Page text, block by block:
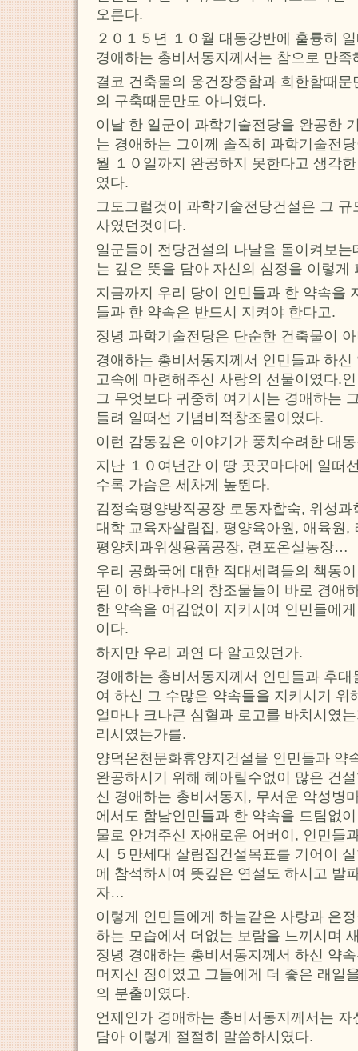
오른다.
２０１５년 １０월 대동강반에 훌륭히
경애하는 총비서동지께서는 참으로 만족
결코 건축물의 웅건장중함과 희한함때
의 구축때문만도 아니였다.
이날 한 일군이 과학기술전당을 완공한
는 경애하는 그이께 솔직히 과학기술전
월 １０일까지 완공하지 못한다고 생각
였다.
그도그럴것이 과학기술전당건설은 그
사였던것이다.
일군들이 전당건설의 나날을 돌이켜보
는 깊은 뜻을 담아 자신의 심정을 이렇게
지금까지 우리 당이 인민들과 한 약속을
들과 한 약속은 반드시 지켜야 한다고.
정녕 과학기술전당은 단순한 건축물이
경애하는 총비서동지께서 인민들과 하
고속에 마련해주신 사랑의 선물이였다.
그 무엇보다 귀중히 여기시는 경애하는
들려 일떠선 기념비적창조물이였다.
이런 감동깊은 이야기가 풍치수려한 대
지난 １０여년간 이 땅 곳곳마다에 일떠
수록 가슴은 세차게 높뛴다.
김정숙평양방직공장 로동자합숙, 위성
대학 교육자살림집, 평양육아원, 애육원,
평양치과위생용품공장, 련포온실농장…
우리 공화국에 대한 적대세력들의 책동
된 이 하나하나의 창조물들이 바로 경애
한 약속을 어김없이 지키시여 인민들에
이다.
하지만 우리 과연 다 알고있던가.
경애하는 총비서동지께서 인민들과 후
여 하신 그 수많은 약속들을 지키시기 위
얼마나 크나큰 심혈과 로고를 바치시였
리시였는가를.
양덕온천문화휴양지건설을 인민들과 약
완공하시기 위해 헤아릴수없이 많은 건
신 경애하는 총비서동지, 무서운 악성병
에서도 함남인민들과 한 약속을 드팀없
물로 안겨주신 자애로운 어버이, 인민들
시 ５만세대 살림집건설목표를 기어이
에 참석하시여 뜻깊은 연설도 하시고 발
자…
이렇게 인민들에게 하늘같은 사랑과 은
하는 모습에서 더없는 보람을 느끼시며
정녕 경애하는 총비서동지께서 하신 약
머지신 짐이였고 그들에게 더 좋은 래일
의 분출이였다.
언제인가 경애하는 총비서동지께서는
담아 이렇게 절절히 말씀하시였다.